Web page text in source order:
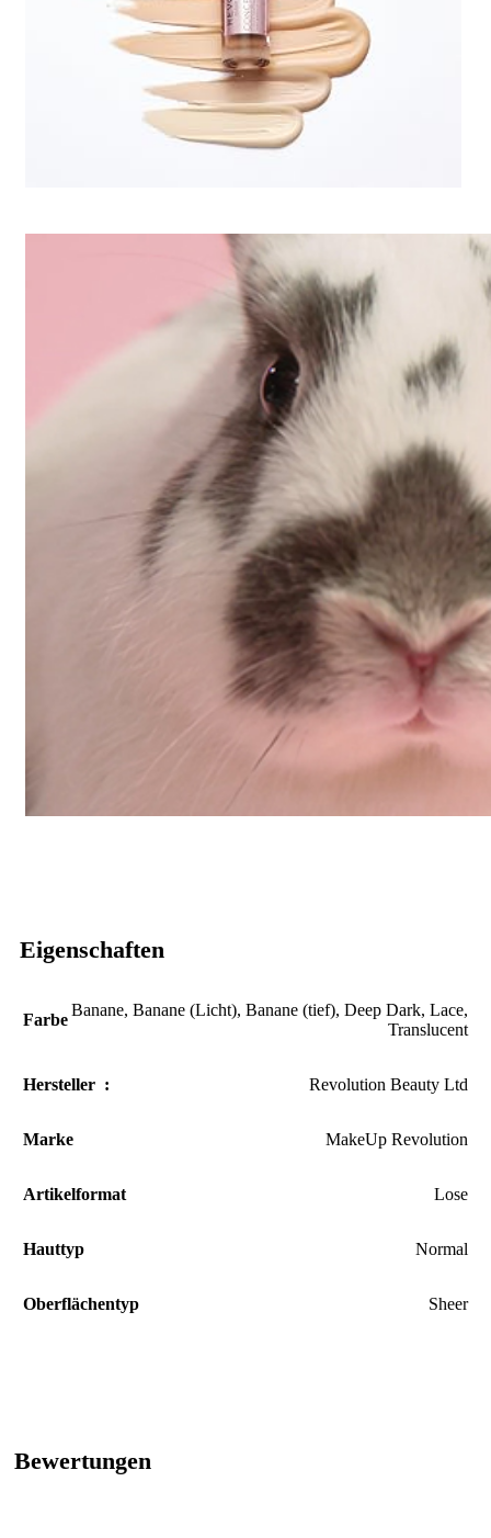
Eigenschaften
Farbe
Banane, Banane (Licht), Banane (tief), Deep Dark, Lace,
Translucent
Hersteller ‏ : ‎ Revolution Beauty Ltd
Marke ‎MakeUp Revolution
Artikelformat ‎Lose
Hauttyp ‎Normal
Oberflächentyp Sheer
Bewertungen